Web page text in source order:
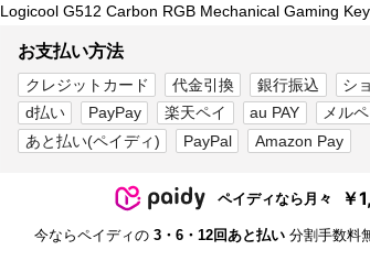
Logicool G512 Carbon RGB Mechanical Gaming
お支払い方法
クレジットカード 代金引換 銀行振込
シ
d払い
PayPay 楽天ペイ au PAY
メル
あと払い(ペイディ)
PayPal Amazon Pay
ペイディなら月々 ￥
今ならペイディの 3・6・12回あと払い 分割手数料